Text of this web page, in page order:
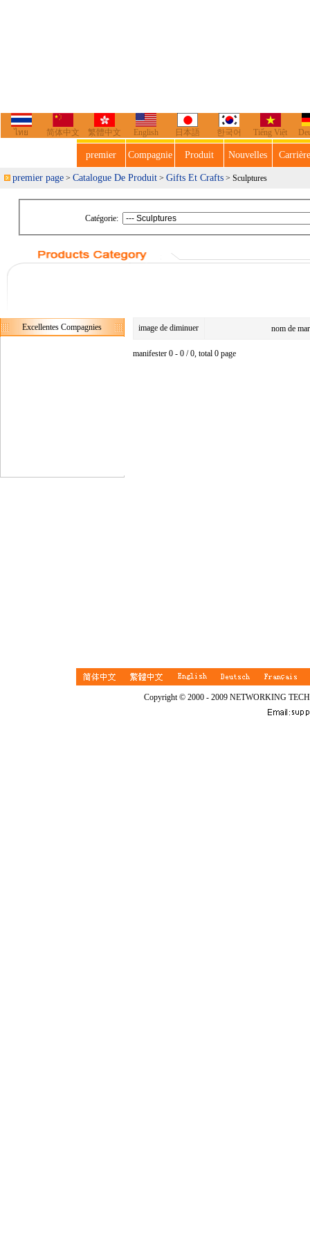
ไทย 简体中文 繁體中文 English 日本語 한국어 Tiếng Việt
premier Compagnie Produit Nouvelles
premier page > Catalogue De Produit > Gifts Et Crafts > Sculptures
Catégorie:
Excellentes Compagnies image de diminuer nom de
manifester 0 - 0 / 0, total 0 page
Copyright © 2000 - 2009 NETWORKING